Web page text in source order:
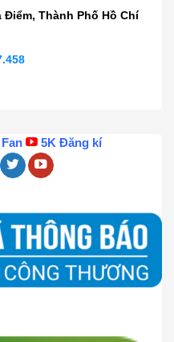
Điểm, Thành Phố Hồ Chí
5K Đăng kí